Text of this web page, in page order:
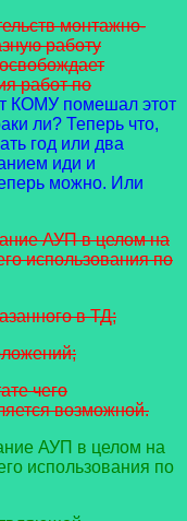
монтажно-
работу
работ по
КОМУ помешал этот
ли? Теперь что,
год или два
иди и
можно. Или
АУП в целом на
использования по
в ТД;
чего
возможной.
АУП в целом на
использования по